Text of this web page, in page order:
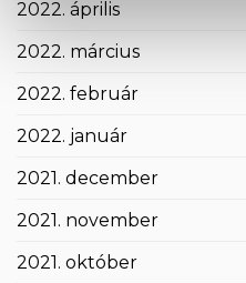
2022. április
2022. március
2022. február
2022. január
2021. december
2021. november
2021. október